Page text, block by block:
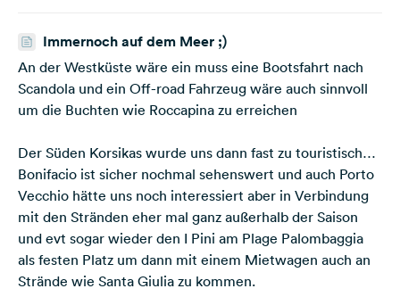
Immernoch auf dem Meer ;)
An der Westküste wäre ein muss eine Bootsfahrt nach
Scandola und ein Off-road Fahrzeug wäre auch sinnvoll
um die Buchten wie Roccapina zu erreichen
Der Süden Korsikas wurde uns dann fast zu touristisch…
Bonifacio ist sicher nochmal sehenswert und auch Porto
Vecchio hätte uns noch interessiert aber in Verbindung
mit den Stränden eher mal ganz außerhalb der Saison
und evt sogar wieder den I Pini am Plage Palombaggia
als festen Platz um dann mit einem Mietwagen auch an
Strände wie Santa Giulia zu kommen.